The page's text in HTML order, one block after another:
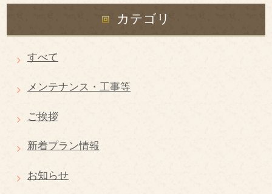
カテゴリ
すべて
メンテナンス・工事等
ご挨拶
新着プラン情報
お知らせ